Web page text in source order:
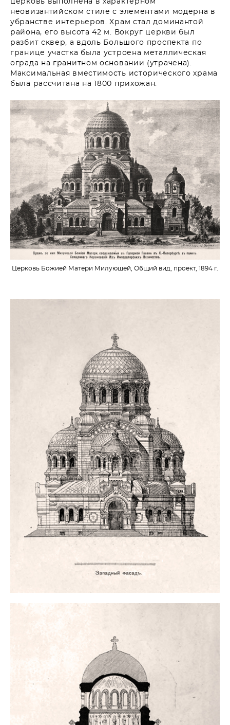
церковь выполнена в характерном
неовизантийском стиле с элементами модерна в
убранстве интерьеров. Храм стал доминантой
района, его высота 42 м. Вокруг церкви был
разбит сквер, а вдоль Большого проспекта по
границе участка была устроена металлическая
ограда на гранитном основании (утрачена).
Максимальная вместимость исторического храма
была рассчитана на 1800 прихожан.
Церковь Божией Матери Милующей, Общий вид, проект, 1894 г.